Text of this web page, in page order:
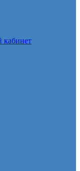
кабинет